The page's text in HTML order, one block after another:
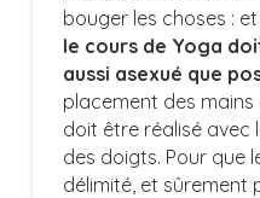
bouger les choses :
le cours de Yoga
aussi asexué que
placement des
doit être réalisé avec
des doigts. Pour que
délimité, et sûrement